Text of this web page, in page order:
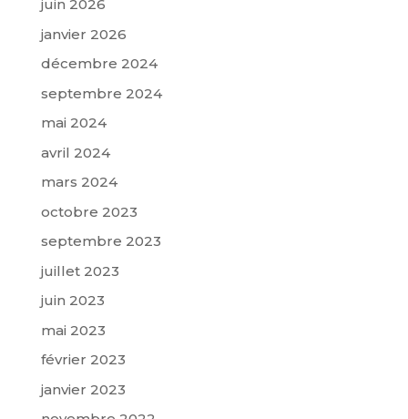
juin 2026
janvier 2026
décembre 2024
septembre 2024
mai 2024
avril 2024
mars 2024
octobre 2023
septembre 2023
juillet 2023
juin 2023
mai 2023
février 2023
janvier 2023